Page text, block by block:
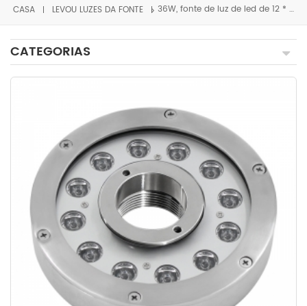
CASA LEVOU LUZES DA FONTE 36W, fonte de luz de led de 12 * 1 W, mudança da cor 12 * 3 W
CATEGORIAS